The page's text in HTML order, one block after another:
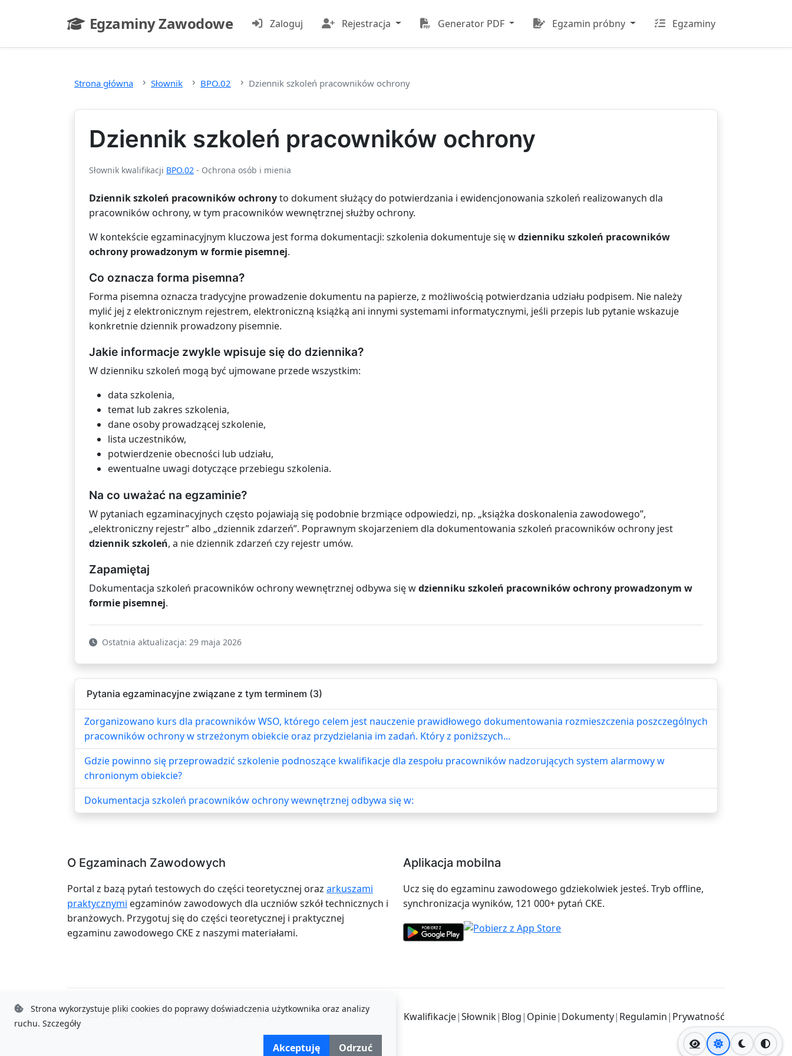
Jasny motyw
Ciemny
Egzaminy Zawodowe
- strona główna
Zaloguj Rejestracja Generator PDF Egzamin próbny Egzaminy
Strona główna Słownik BPO.02 Dziennik szkoleń pracowników ochrony
Dziennik szkoleń pracowników ochrony
Słownik kwalifikacji BPO.02 - Ochrona osób i mienia
Dziennik szkoleń pracowników ochronyto dokument służący do potwierdzania i ewidencjonowania szkoleń realizowanych dla
pracowników ochrony, w tym pracowników wewnętrznej służby ochrony.
W kontekście egzaminacyjnym kluczowa jest forma dokumentacji: szkolenia dokumentuje się wdzienniku szkoleń pracowników
ochrony prowadzonym w formie pisemnej.
Co oznacza forma pisemna?
Forma pisemna oznacza tradycyjne prowadzenie dokumentu na papierze, z możliwością potwierdzania udziału podpisem. Nie należy
mylić jej z elektronicznym rejestrem, elektroniczną książką ani innymi systemami informatycznymi, jeśli przepis lub pytanie wskazuje
konkretnie dziennik prowadzony pisemnie.
Jakie informacje zwykle wpisuje się do dziennika?
W dzienniku szkoleń mogą być ujmowane przede wszystkim:
data szkolenia,
temat lub zakres szkolenia,
dane osoby prowadzącej szkolenie,
lista uczestników,
potwierdzenie obecności lub udziału,
ewentualne uwagi dotyczące przebiegu szkolenia.
Na co uważać na egzaminie?
W pytaniach egzaminacyjnych często pojawiają się podobnie brzmiące odpowiedzi, np. „książka doskonalenia zawodowego”,
„elektroniczny rejestr” albo „dziennik zdarzeń”. Poprawnym skojarzeniem dla dokumentowania szkoleń pracowników ochrony jest
dziennik szkoleń, a nie dziennik zdarzeń czy rejestr umów.
Zapamiętaj
Dokumentacja szkoleń pracowników ochrony wewnętrznej odbywa się wdzienniku szkoleń pracowników ochrony prowadzonym w
formie pisemnej.
Ostatnia aktualizacja: 29 maja 2026
Pytania egzaminacyjne związane z tym terminem (3)
Zorganizowano kurs dla pracowników WSO, którego celem jest nauczenie prawidłowego dokumentowania rozmieszczenia poszczególnych
pracowników ochrony w strzeżonym obiekcie oraz przydzielania im zadań. Który z poniższych...
Gdzie powinno się przeprowadzić szkolenie podnoszące kwalifikacje dla zespołu pracowników nadzorujących system alarmowy w
chronionym obiekcie?
Dokumentacja szkoleń pracowników ochrony wewnętrznej odbywa się w:
O Egzaminach Zawodowych
Portal z bazą pytań testowych do części teoretycznej oraz arkuszami
praktycznymi egzaminów zawodowych dla uczniów szkół technicznych i
branżowych. Przygotuj się do części teoretycznej i praktycznej
egzaminu zawodowego CKE z naszymi materiałami.
Aplikacja mobilna
Ucz się do egzaminu zawodowego gdziekolwiek jesteś. Tryb offline,
synchronizacja wyników, 121 000+ pytań CKE.
© 2025 - 2026 brylka.net |Bartosz Bryniarski Kwalifikacje|Słownik| Blog| Opinie| Dokumenty| Regulamin| Prywatność
Strona wykorzystuje pliki cookies do poprawy doświadczenia użytkownika oraz analizy
ruchu. Szczegóły
Akceptuję Odrzuć